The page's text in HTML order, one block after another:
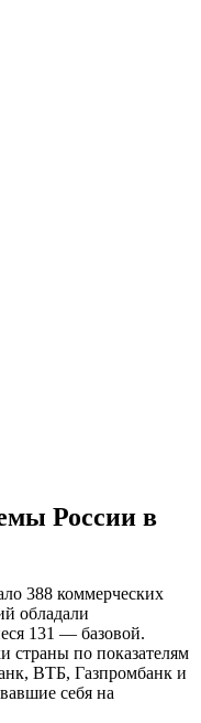
России в
388 коммерческих
обладали
131 — базовой.
страны по показателям
ВТБ, Газпромбанк и
себя на